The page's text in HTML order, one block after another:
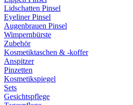
Lidschatten Pinsel
Eyeliner Pinsel
Augenbrauen Pinsel
Wimpernbürste
Zubehör
Kosmetiktaschen & -koffer
Anspitzer
Pinzetten
Kosmetikspiegel
Sets
Gesichtspflege